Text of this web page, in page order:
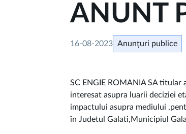
ANUNT
16-08-2023 Anunțuri publice
SC ENGIE ROMANIA SA titular
interesat asupra luarii deciziei
impactului asupra mediului
în Judetul Galati,Municipiul